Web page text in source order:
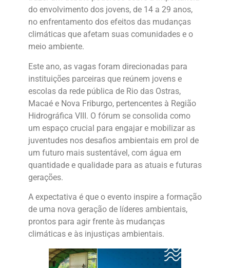
do envolvimento dos jovens, de 14 a 29 anos,
no enfrentamento dos efeitos das mudanças
climáticas que afetam suas comunidades e o
meio ambiente.
Este ano, as vagas foram direcionadas para
instituições parceiras que reúnem jovens e
escolas da rede pública de Rio das Ostras,
Macaé e Nova Friburgo, pertencentes à Região
Hidrográfica VIII. O fórum se consolida como
um espaço crucial para engajar e mobilizar as
juventudes nos desafios ambientais em prol de
um futuro mais sustentável, com água em
quantidade e qualidade para as atuais e futuras
gerações.
A expectativa é que o evento inspire a formação
de uma nova geração de líderes ambientais,
prontos para agir frente às mudanças
climáticas e às injustiças ambientais.